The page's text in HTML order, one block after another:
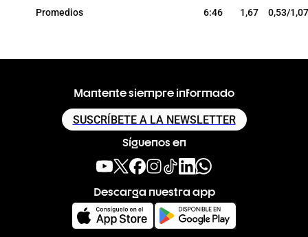
Promedios 6:46 1,67 0,53/
Mantente siempre informado
SUSCRÍBETE A LA NEWSLETTER
Síguenos en
Descarga nuestra app